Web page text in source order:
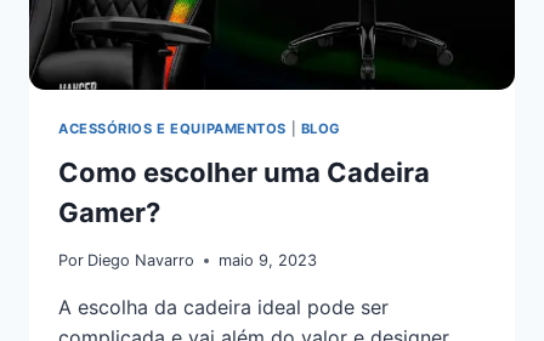
ACESSÓRIOS E EQUIPAMENTOS BLOG
Como escolher uma Cadeira
Gamer?
Por Diego Navarro maio 9, 2023
A escolha da cadeira ideal pode ser